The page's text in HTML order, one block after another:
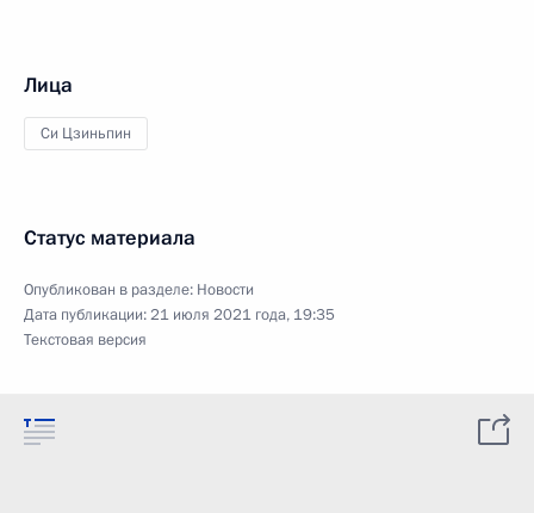
Лица
Си Цзиньпин
Статус материала
Опубликован в разделе: Новости
Дата публикации:21 июля 2021 года, 19:35
Текстовая версия